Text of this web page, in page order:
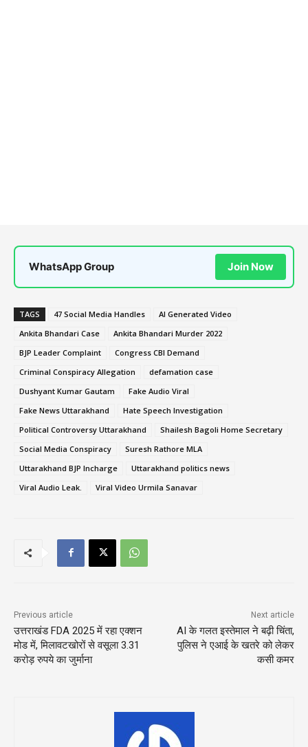
WhatsApp Group Join Now
TAGS 47 Social Media Handles
AI Generated Video
Ankita Bhandari Case
Ankita Bhandari Murder 2022
BJP Leader Complaint
Congress CBI Demand
Criminal Conspiracy Allegation
defamation case
Dushyant Kumar Gautam
Fake Audio Viral
Fake News Uttarakhand
Hate Speech Investigation
Political Controversy Uttarakhand
Shailesh Bagoli Home Secretary
Social Media Conspiracy
Suresh Rathore MLA
Uttarakhand BJP Incharge
Uttarakhand politics news
Viral Audio Leak.
Viral Video Urmila Sanavar
Previous article
उत्तराखंड FDA 2025 में रहा एक्शन
मोड में, मिलावटखोरों से वसूला 3.31
करोड़ रुपये का जुर्माना
Next article
AI के गलत इस्तेमाल ने बढ़ी चिंता,
पुलिस ने एआई के खतरे को लेकर
कसी कमर